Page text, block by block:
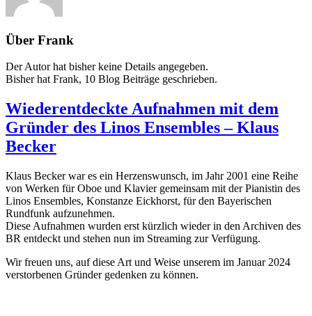
Über Frank
Der Autor hat bisher keine Details angegeben.
Bisher hat Frank, 10 Blog Beiträge geschrieben.
Wiederentdeckte Aufnahmen mit dem
Gründer des Linos Ensembles – Klaus
Becker
Klaus Becker war es ein Herzenswunsch, im Jahr 2001 eine Reihe
von Werken für Oboe und Klavier gemeinsam mit der Pianistin des
Linos Ensembles, Konstanze Eickhorst, für den Bayerischen
Rundfunk aufzunehmen.
Diese Aufnahmen wurden erst kürzlich wieder in den Archiven des
BR entdeckt und stehen nun im Streaming zur Verfügung.
Wir freuen uns, auf diese Art und Weise unserem im Januar 2024
verstorbenen Gründer gedenken zu können.